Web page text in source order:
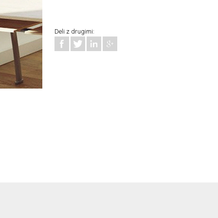
Deli z drugimi: